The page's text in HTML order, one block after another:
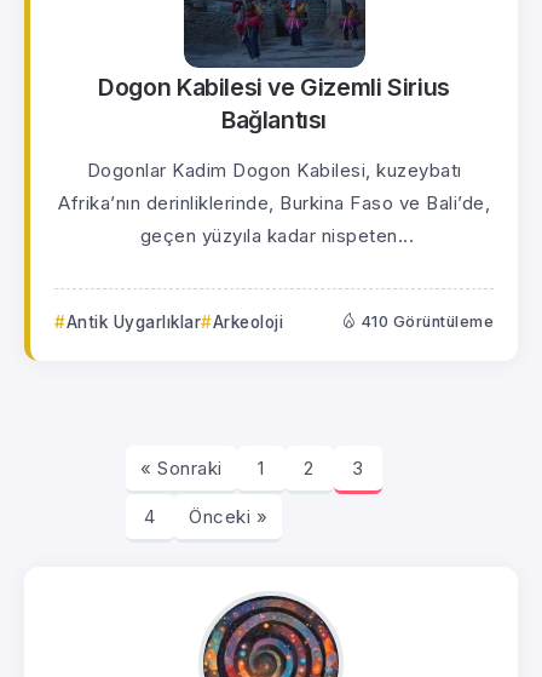
Dogon Kabilesi ve Gizemli Sirius
Bağlantısı
Dogonlar Kadim Dogon Kabilesi, kuzeybatı
Afrika’nın derinliklerinde, Burkina Faso ve Bali’de,
geçen yüzyıla kadar nispeten...
Antik Uygarlıklar Arkeoloji 410 Görüntüleme
« Sonraki 1 2 3
4 Önceki »